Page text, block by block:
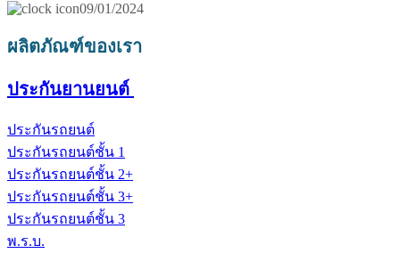
09/01/2024
ผลิตภัณฑ์ของเรา
ประกันยานยนต์
ประกันรถยนต์
ประกันรถยนต์ชั้น 1
ประกันรถยนต์ชั้น 2+
ประกันรถยนต์ชั้น 3+
ประกันรถยนต์ชั้น 3
พ.ร.บ.